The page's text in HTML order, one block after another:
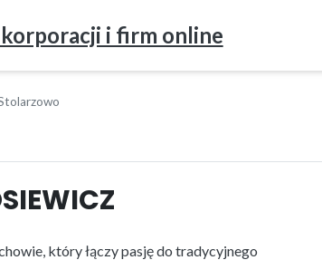
i firm online
który łączy pasję do tradycyjnego